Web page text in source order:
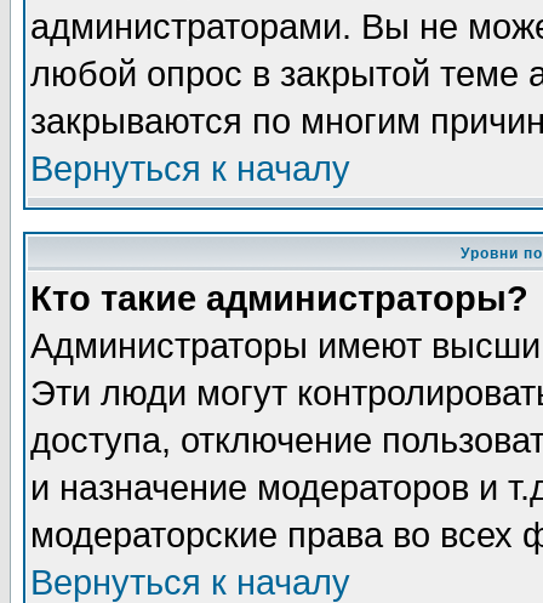
администраторами. Вы не
любой опрос в закрытой теме
закрываются по многим
Вернуться к началу
Уровни
Кто такие администраторы?
Администраторы имеют
Эти люди могут
доступа, отключение
и назначение модераторов и
модераторские права во всех
Вернуться к началу